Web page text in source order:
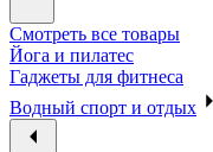
Смотреть все товары
Йога и пилатес
Гаджеты для фитнеса
Водный спорт и отдых